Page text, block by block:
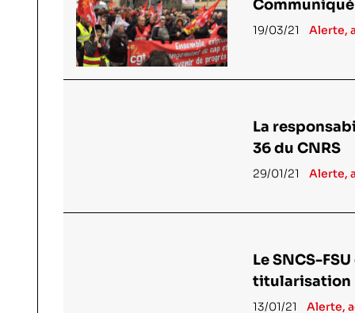
19/03/21 Alerte,
La
36 du CNRS
29/01/21 Alerte,
Le SNCS-
titularisation
13/01/21 Alerte,